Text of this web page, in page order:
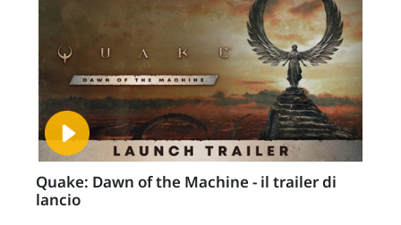
Quake: Dawn of the Machine - il trailer di
lancio